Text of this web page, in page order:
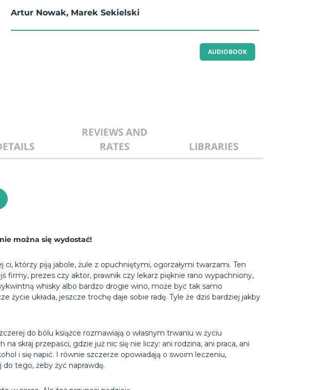
Artur Nowak, Marek Sekielski
AUDIOBOOK
REVIEWS AND
RATES
LIBRARIES
można się wydostać!
ci, którzy piją jabole, żule z opuchniętymi, ogorzałymi twarzami. Ten
firmy, prezes czy aktor, prawnik czy lekarz pięknie rano wypachniony,
whisky albo bardzo drogie wino, może być tak samo
życie układa, jeszcze trochę daje sobie radę. Tyle że dziś bardziej jakby
do bólu książce rozmawiają o własnym trwaniu w życiu
na skraj przepaści, gdzie już nic się nie liczy: ani rodzina, ani praca, ani
i się napić. I równie szczerze opowiadają o swoim leczeniu,
tego, żeby żyć naprawdę.